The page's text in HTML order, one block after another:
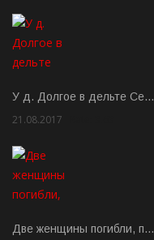
У д. Долгое в дельте Се…
21.08.2017
Две женщины погибли, п…